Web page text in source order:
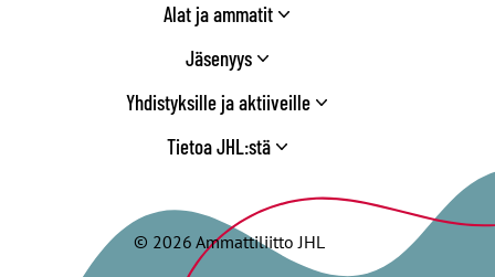
Alat ja ammatit
Jäsenyys
Yhdistyksille ja aktiiveille
Tietoa JHL:stä
© 2026 Ammattiliitto JHL